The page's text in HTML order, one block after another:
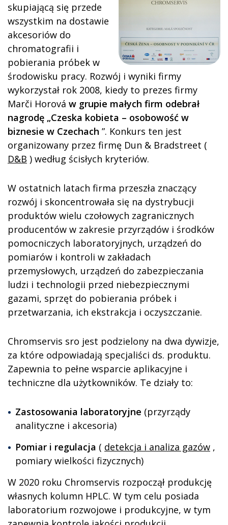
skupiającą się przede
wszystkim na dostawie
akcesoriów do
chromatografii i
pobierania próbek w
środowisku pracy. Rozwój i wyniki firmy
wykorzystał rok 2008, kiedy to prezes firmy
Marči Horová w grupie małych firm odebrał
nagrodę „Czeska kobieta – osobowość w
biznesie w Czechach ”. Konkurs ten jest
organizowany przez firmę Dun & Bradstreet (
D&B ) według ścisłych kryteriów.
W ostatnich latach firma przeszła znaczący
rozwój i skoncentrowała się na dystrybucji
produktów wielu czołowych zagranicznych
producentów w zakresie przyrządów i środków
pomocniczych laboratoryjnych, urządzeń do
pomiarów i kontroli w zakładach
przemysłowych, urządzeń do zabezpieczania
ludzi i technologii przed niebezpiecznymi
gazami, sprzęt do pobierania próbek i
przetwarzania, ich ekstrakcja i oczyszczanie.
Chromservis sro jest podzielony na dwa dywizje,
za które odpowiadają specjaliści ds. produktu.
Zapewnia to pełne wsparcie aplikacyjne i
techniczne dla użytkowników. Te działy to:
Zastosowania laboratoryjne (przyrządy
analityczne i akcesoria)
Pomiar i regulacja ( detekcja i analiza gazów ,
pomiary wielkości fizycznych)
W 2020 roku Chromservis rozpoczął produkcję
własnych kolumn HPLC. W tym celu posiada
laboratorium rozwojowe i produkcyjne, w tym